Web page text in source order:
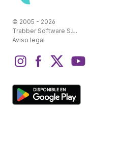
© 2005 - 2026
Trabber Software S.L.
Aviso legal